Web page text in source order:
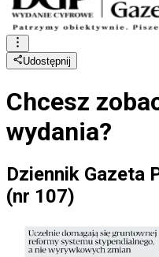
Udostępnij
Chcesz
wydania?
Dziennik Gazeta
(nr 107)